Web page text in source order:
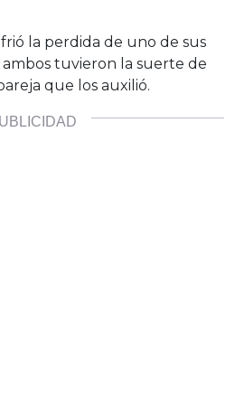
la perdida de uno de sus
tuvieron la suerte de
que los auxilió.